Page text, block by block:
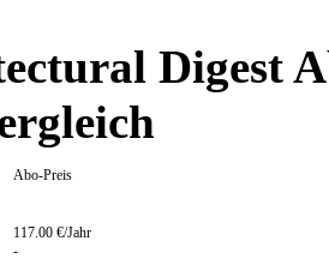
Digest
Abo-Preis
117.00 €/Jahr
-